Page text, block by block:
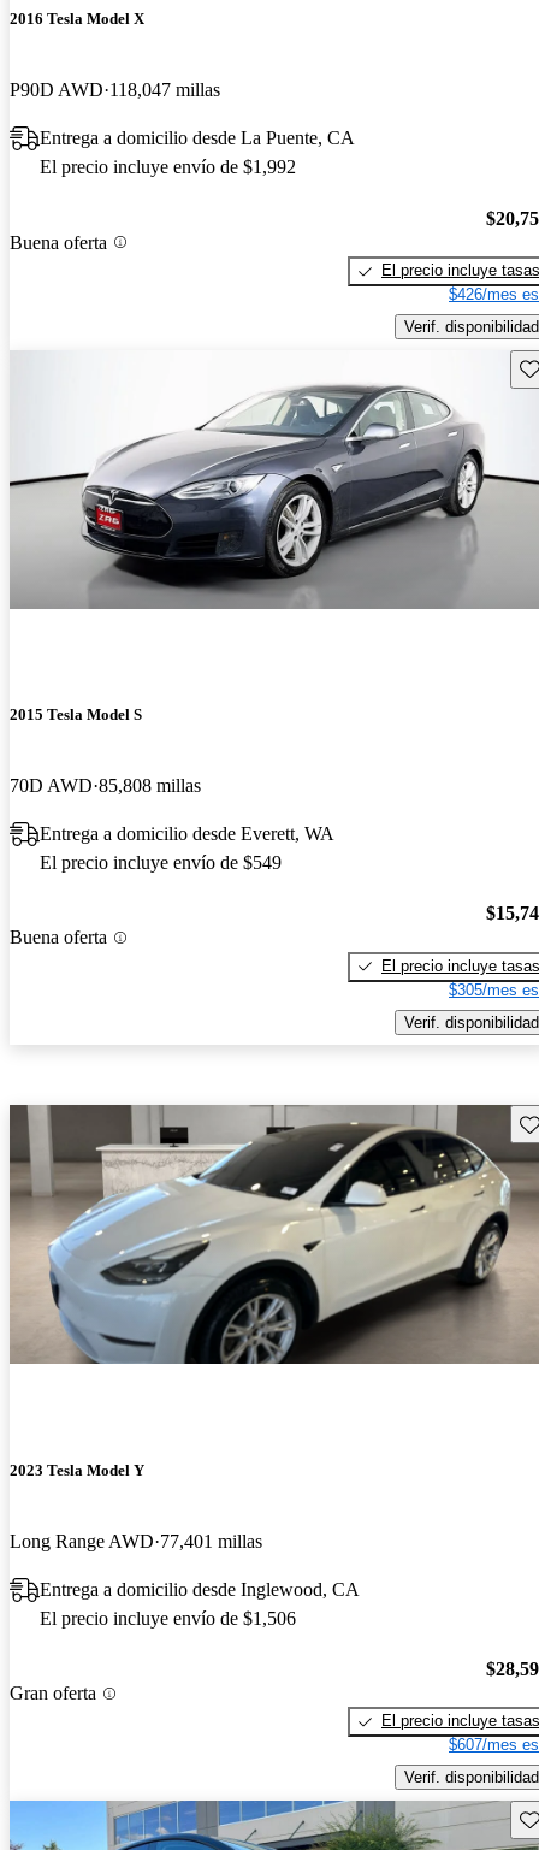
2016 Tesla Model X
P90D AWD 118,047 millas
Entrega a domicilio desde La Puente, CA
El precio incluye envío de $1,992
Buena oferta
El precio incluye tasas
$426/mes
Verif. disponibilidad
2015 Tesla Model S
70D AWD 85,808 millas
Entrega a domicilio desde Everett, WA
El precio incluye envío de $549
Buena oferta
El precio incluye tasas
$305/mes
Verif. disponibilidad
2023 Tesla Model Y
Long Range AWD 77,401 millas
Entrega a domicilio desde Inglewood, CA
El precio incluye envío de $1,506
Gran oferta
El precio incluye tasas
$607/mes
Verif. disponibilidad